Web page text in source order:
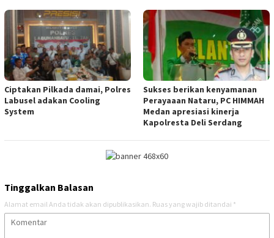
Ciptakan Pilkada damai, Polres
Labusel adakan Cooling
System
Sukses berikan kenyamanan
Perayaaan Nataru, PC HIMMAH
Medan apresiasi kinerja
Kapolresta Deli Serdang
Tinggalkan Balasan
Alamat email Anda tidak akan dipublikasikan. Ruas yang wajib ditandai *